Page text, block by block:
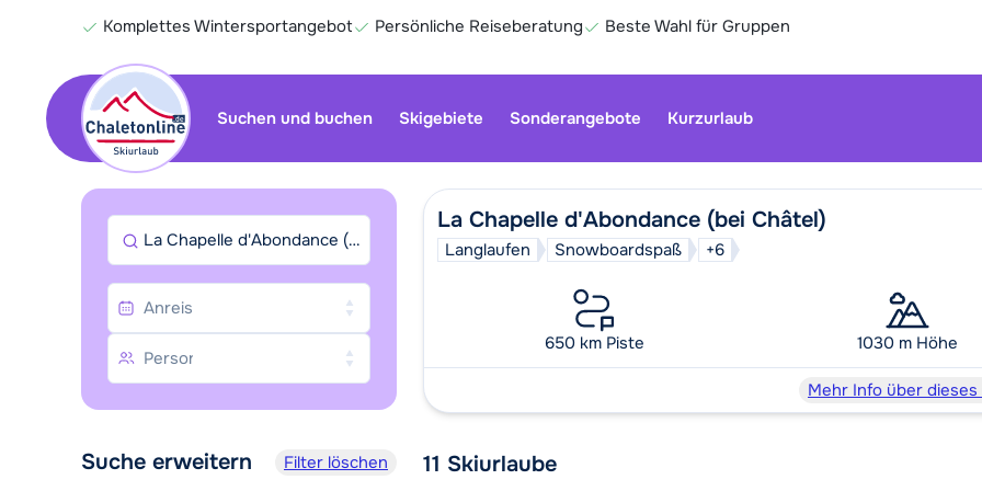
Komplettes Wintersportangebot Persönliche Reiseberatung Beste Wahl für Gruppen
Suchen und buchen Skigebiete Sonderangebote Kurzurlaub
Optionen
La Chapelle d'Abondance (bei Châtel)
Langlaufen Snowboardspaß +6
650 km Piste 1030 m Höhe
Mehr Info über dieses
11 Skiurlaube
La Chapelle d'Abondance (bei Châtel)
Suche erweitern Filter löschen